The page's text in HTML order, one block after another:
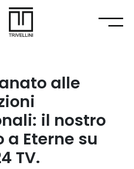
alle
il nostro
Eterne su
TV.